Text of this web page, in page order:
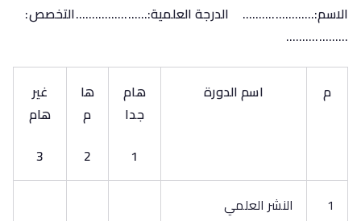
الاسم:…………………. الدرجة العلمية:………………….التخصص:
……………….
م اسم الدورة
هام
جدا
1
ها
م
2
غير
هام
3
1 النشر العلمي